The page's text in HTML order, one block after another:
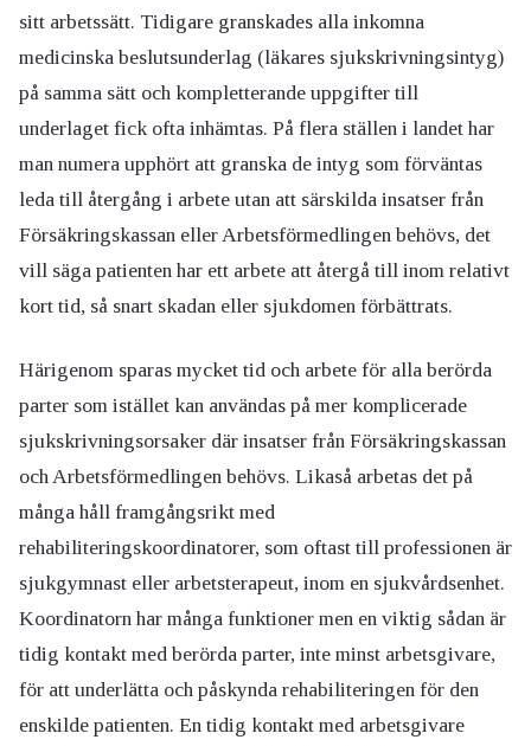
sitt arbetssätt. Tidigare granskades alla inkomna
medicinska beslutsunderlag (läkares sjukskrivningsintyg)
på samma sätt och kompletterande uppgifter till
underlaget fick ofta inhämtas. På flera ställen i landet har
man numera upphört att granska de intyg som förväntas
leda till återgång i arbete utan att särskilda insatser från
Försäkringskassan eller Arbetsförmedlingen behövs, det
vill säga patienten har ett arbete att återgå till inom relativt
kort tid, så snart skadan eller sjukdomen förbättrats.
Härigenom sparas mycket tid och arbete för alla berörda
parter som istället kan användas på mer komplicerade
sjukskrivningsorsaker där insatser från Försäkringskassan
och Arbetsförmedlingen behövs. Likaså arbetas det på
många håll framgångsrikt med
rehabiliteringskoordinatorer, som oftast till professionen är
sjukgymnast eller arbetsterapeut, inom en sjukvårdsenhet.
Koordinatorn har många funktioner men en viktig sådan är
tidig kontakt med berörda parter, inte minst arbetsgivare,
för att underlätta och påskynda rehabiliteringen för den
enskilde patienten. En tidig kontakt med arbetsgivare